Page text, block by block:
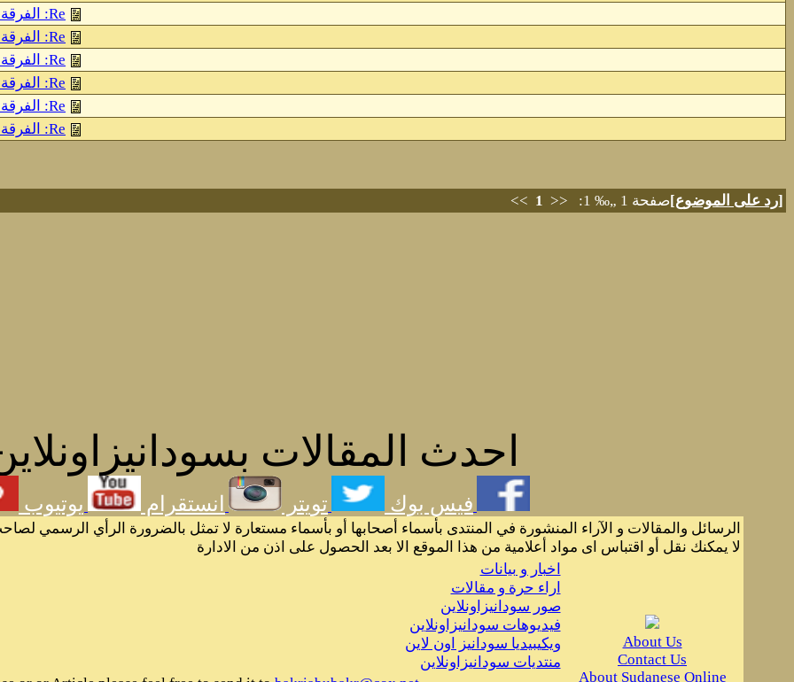
Re: الفرقة الناجية هى الامة الاسلامية كلها
Re: الفرقة الناجية هى الامة الاسلامية كلها
Re: الفرقة الناجية هى الامة الاسلامية كلها
Re: الفرقة الناجية هى الامة الاسلامية كلها
Re: الفرقة الناجية هى الامة الاسلامية كلها
Re: الفرقة الناجية هى الامة الاسلامية كلها
[رد على الموضوع]صفحة 1 „‰ 1: << 1
>>
احدث المقالات
فيس بوك تويتر انستقرام يوتيوب
الرسائل والمقالات و الآراء المنشورة في المنتدى بأسماء أصحابها أو بأسماء مستعارة لا تمثل بالضرورة الرأي الرسمي
لا يمكنك نقل أو اقتباس اى مواد أعلامية من هذا الموقع الا بعد الحصول على اذن من الادارة
About Us
Contact Us
About Sudanese Online
اخبار و بيانات
اراء حرة و مقالات
صور سودانيزاونلاين
فيديوهات سودانيزاونلاين
ويكيبيديا سودانيز اون لاين
منتديات سودانيزاونلاين